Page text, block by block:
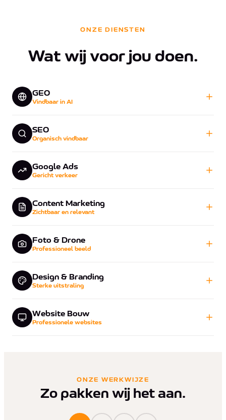
ONZE DIENSTEN
Wat wij voor jou doen.
GEO
Vindbaar in AI
SEO
Organisch vindbaar
Google Ads
Gericht verkeer
Content Marketing
Zichtbaar en relevant
Foto & Drone
Professioneel beeld
Design & Branding
Sterke uitstraling
Website Bouw
Professionele websites
ONZE WERKWIJZE
Zo pakken wij het aan.